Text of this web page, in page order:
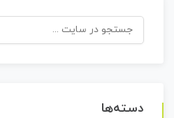
جستجو
برای:
دسته‌ها